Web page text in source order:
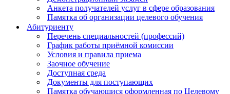
Анкета получателей услуг в сфере образования
Памятка об организации целевого обучения
Абитуриенту
Перечень специальностей (профессий)
График работы приёмной комиссии
Условия и правила приема
Заочное обучение
Доступная среда
Документы для поступающих
Памятка обучающися оформленная по Целевому